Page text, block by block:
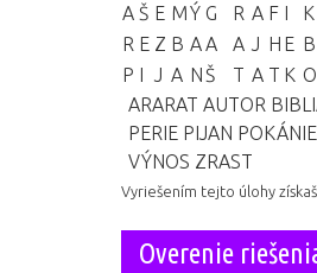
A Š E MÝ G R A F I K
R E Z B A A A J H E B
P I J A N Š T A T K O
ARARAT AUTOR
PERIE PIJAN POKÁNIE
VÝNOS ZRAST
Vyriešením tejto úlohy
Overenie